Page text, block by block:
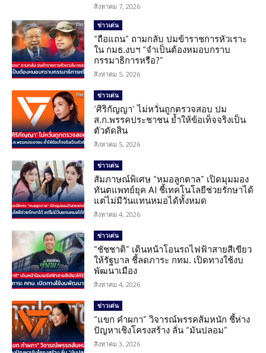
สิงหาคม 7, 2026
ข่าวเด่น
“ถือแถน” ถามกลับ ปมข้าราชการหัวเราะ
ใน กมธ.งบฯ “จำเป็นต้องหมอบกราบ
กรรมาธิการหรือ?”
สิงหาคม 5, 2026
ข่าวเด่น
‘ศิริกัญญา’ ไม่หวั่นถูกตรวจสอบ ปม
ส.ก.พรรคประชาชน ย้ำให้ข้อเท็จจริงเป็น
ตัวตัดสิน
สิงหาคม 5, 2026
ข่าวเด่น
สัมภาษณ์พิเศษ “หมอลูกตาล” เปิดมุมมอง
ทันตแพทย์ยุค AI ชี้เทคโนโลยีช่วยรักษาได้
แต่ไม่มีวันแทนหมอได้ทั้งหมด
สิงหาคม 4, 2026
ข่าวเด่น
“ชัชชาติ” เดินหน้าโอนรถไฟฟ้าสายสีเขียว
ให้รัฐบาล ชี้ลดภาระ กทม. เปิดทางใช้งบ
พัฒนาเมือง
สิงหาคม 4, 2026
ข่าวเด่น
“แขก คำผกา” วิจารณ์พรรคส้มหนัก ชี้ห่าง
ปัญหาเชิงโครงสร้าง ลั่น “มันปลอม”
สิงหาคม 3, 2026